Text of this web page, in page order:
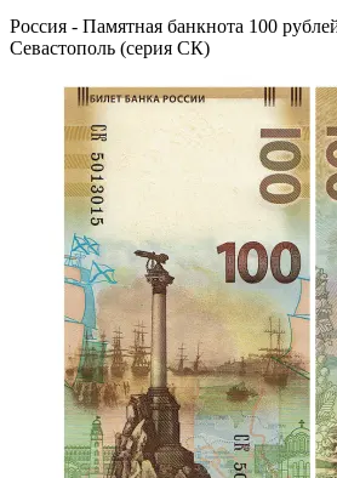
Россия - Памятная банкнота 100
Севастополь (серия СК)